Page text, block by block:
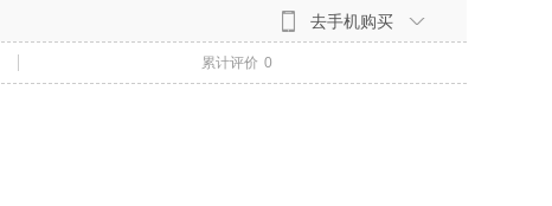
去手机购买
累计评价 0